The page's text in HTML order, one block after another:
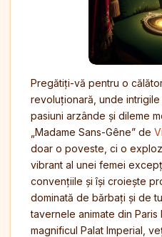
Pregătiți-vă pentru o
revoluționară, unde
pasiuni arzânde și dileme
„Madame Sans-Gêne” de
doar o poveste, ci o
vibrant al unei femei
convențiile și își croiește
dominată de bărbați și de
tavernele animate din
magnificul Palat Imperial,